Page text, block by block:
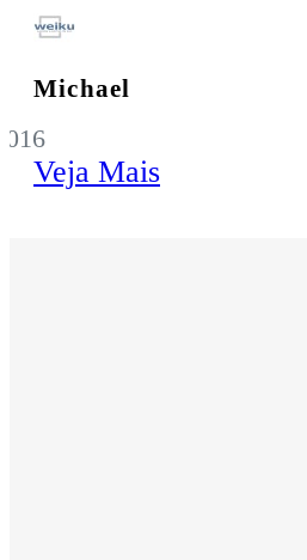
Michael
Veja Mais